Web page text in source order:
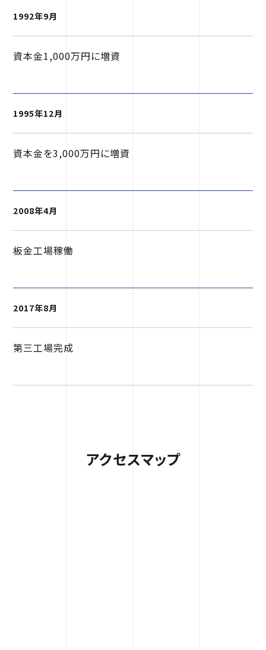
1992年9月
資本金1,000万円に増資
1995年12月
資本金を3,000万円に増資
2008年4月
板金工場稼働
2017年8月
第三工場完成
アクセスマップ